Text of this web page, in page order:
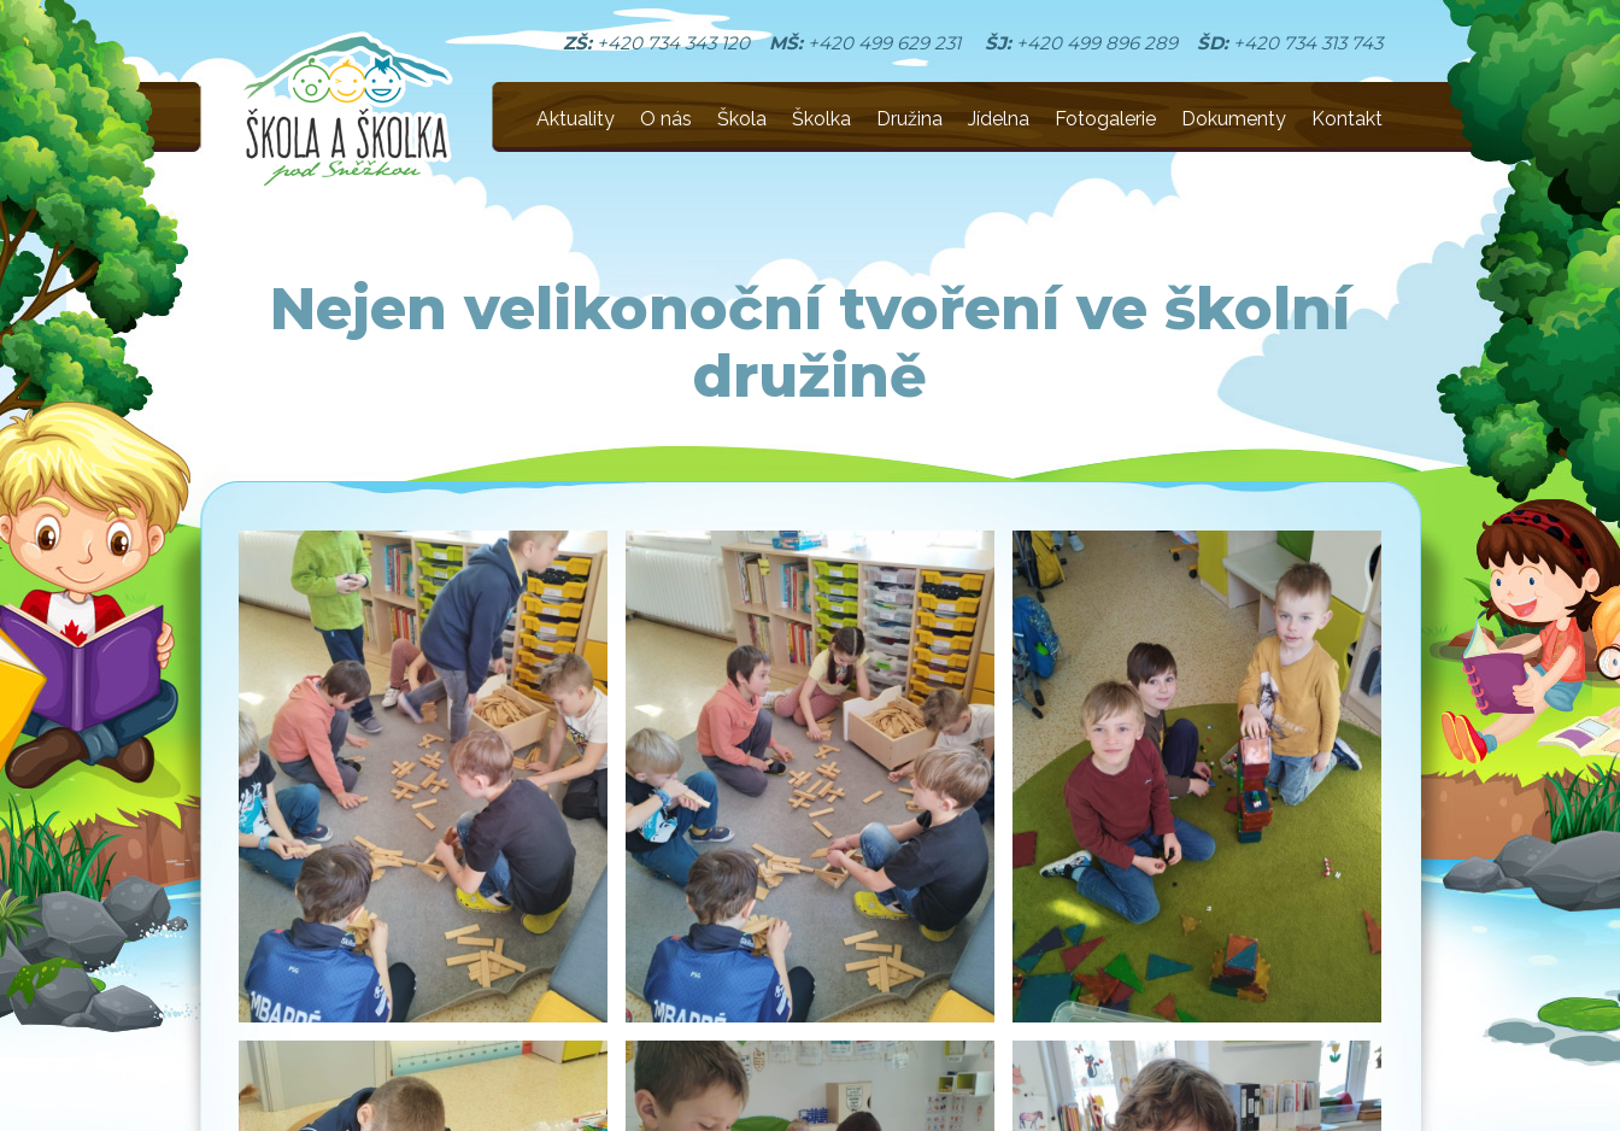
ZŠ: +420 734 343 120 MŠ: +420 499 629 231 ŠJ: +420 499 896 289 ŠD: +420 734 313 743
Aktuality O nás Škola Školka Družina Jídelna Fotogalerie Dokumenty Kontakt
Nejen velikonoční tvoření ve školní
družině